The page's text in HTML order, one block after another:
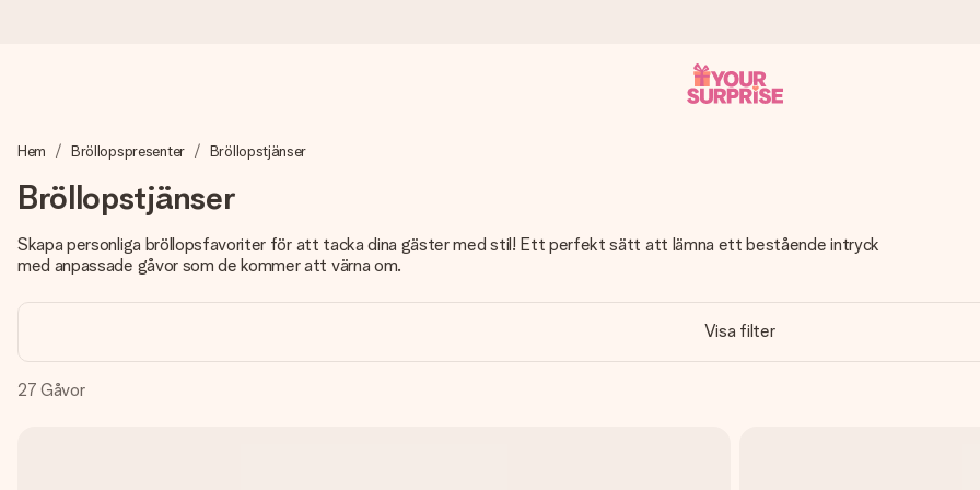
Vi skapar din gåva med omsorg och skickar den blixtsnabbt – så att du kan ge den i precis rätt tid, när det betyder som mest.
4,6 (baserat på +15 000 recensioner)
Gratis hälsning
Hem Bröllopspresenter Bröllopstjänser
Bröllopstjänser
Skapa personliga bröllopsfavoriter för att tacka dina gäster med stil! Ett perfekt sätt att lämna ett bestående intryck
med anpassade gåvor som de kommer att värna om.
Visa filter
27 Gåvor